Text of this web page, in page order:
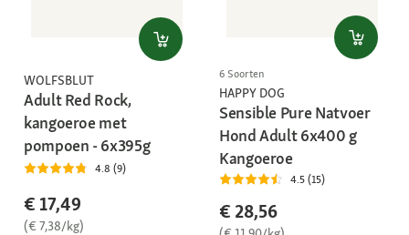
WOLFSBLUT
Adult Red Rock,
kangoeroe met
pompoen - 6x395g
4.8 (9)
€ 17,49
(€ 7,38/kg)
6 Soorten
HAPPY DOG
Sensible Pure Natvoer
Hond Adult 6x400 g
Kangoeroe
4.5 (15)
€ 28,56